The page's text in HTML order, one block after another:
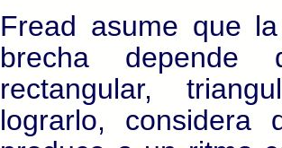
Fread asume que
brecha
rectangular,
lograrlo,